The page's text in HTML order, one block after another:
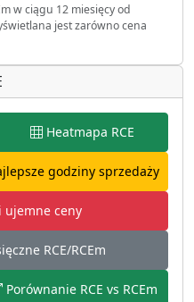
w ciągu 12 miesięcy od
jest zarówno cena
Heatmapa RCE
godziny sprzedaży
ujemne ceny
RCE/RCEm
Porównanie RCE vs RCEm